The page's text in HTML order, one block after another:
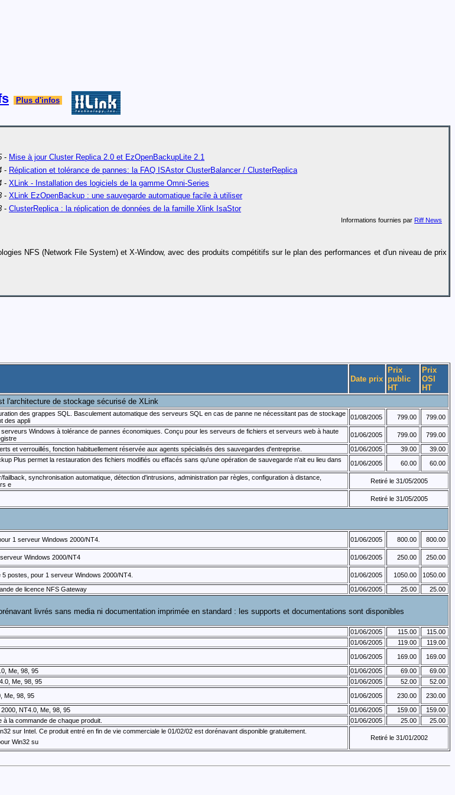
Plus d'infos
- Mise à jour Cluster Replica 2.0 et EzOpenBackupLite 2.1
- Réplication et tolérance de pannes: la FAQ ISAstor ClusterBalancer / ClusterReplica
- XLink - Installation des logiciels de la gamme Omni-Series
- XLink EzOpenBackup : une sauvegarde automatique facile à utiliser
- ClusterReplica : la réplication de données de la famille Xlink IsaStor
Informations fournies par Riff News
NFS (Network File System) et X-Window, avec des produits compétitifs sur le plan des performances et d'un niveau de prix
Date prix
Prix
public
HT
Prix
OSI
HT
l'architecture de stockage sécurisé de XLink
des grappes SQL. Basculement automatique des serveurs SQL en cas de panne ne nécessitant pas de stockage
des appli
01/08/2005 799.00 799.00
Windows à tolérance de pannes économiques. Conçu pour les serveurs de fichiers et serveurs web à haute
01/06/2005 799.00
799.00
et verrouillés, fonction habituellement réservée aux agents spécialisés des sauvegardes d'entreprise. 01/06/2005 39.00
39.00
Plus permet la restauration des fichiers modifiés ou effacés sans qu'une opération de sauvegarde n'ait eu lieu dans
01/06/2005 60.00 60.00
synchronisation automatique, détection d'intrusions, administration par règles, configuration à distance,
e
Retiré le 31/05/2005
Retiré le 31/05/2005
1 serveur Windows 2000/NT4. 01/06/2005 800.00
800.00
Windows 2000/NT4 01/06/2005 250.00
250.00
postes, pour 1 serveur Windows 2000/NT4. 01/06/2005 1050.00
1050.00
de licence NFS Gateway 01/06/2005 25.00 25.00
livrés sans media ni documentation imprimée en standard : les supports et documentations sont disponibles
01/06/2005 115.00
115.00
01/06/2005 119.00
119.00
01/06/2005 169.00
169.00
Me, 98, 95 01/06/2005 69.00
69.00
Me, 98, 95 01/06/2005 52.00
52.00
Me, 98, 95 01/06/2005 230.00
230.00
NT4.0, Me, 98, 95 01/06/2005 159.00
159.00
la commande de chaque produit. 01/06/2005 25.00 25.00
sur Intel. Ce produit entré en fin de vie commerciale le 01/02/02 est dorénavant disponible gratuitement.
Win32 su
Retiré le 31/01/2002